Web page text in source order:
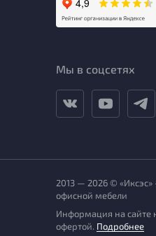
Мы в соцсетях
2013 — 2026 ©
офисной мебели
Информация на сайте
офертой. Подробнее